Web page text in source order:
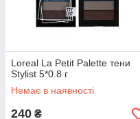
Loreal La Petit Palette тени
Stylist 5*0.8 г
Немає в наявності
240 ₴